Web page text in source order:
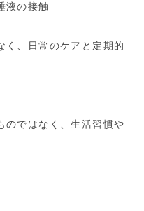
液の接触
く、日常のケアと定期的
のではなく、生活習慣や